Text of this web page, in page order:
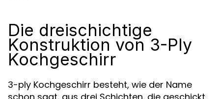
Die dreischichtige
Konstruktion von 3-Ply
Kochgeschirr
3-ply Kochgeschirr besteht, wie der Name